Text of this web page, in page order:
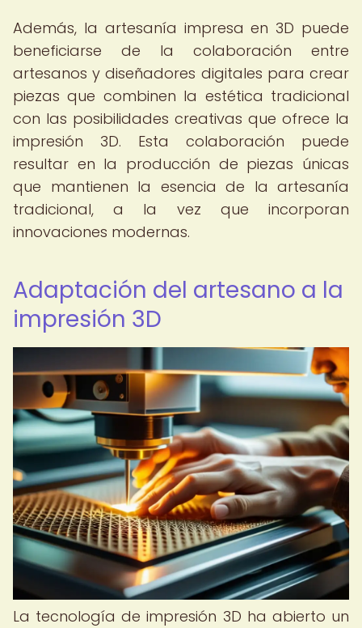
Además, la artesanía impresa en 3D puede
beneficiarse de la colaboración entre
artesanos y diseñadores digitales para crear
piezas que combinen la estética tradicional
con las posibilidades creativas que ofrece la
impresión 3D. Esta colaboración puede
resultar en la producción de piezas únicas
que mantienen la esencia de la artesanía
tradicional, a la vez que incorporan
innovaciones modernas.
Adaptación del artesano a la
impresión 3D
La tecnología de impresión 3D ha abierto un